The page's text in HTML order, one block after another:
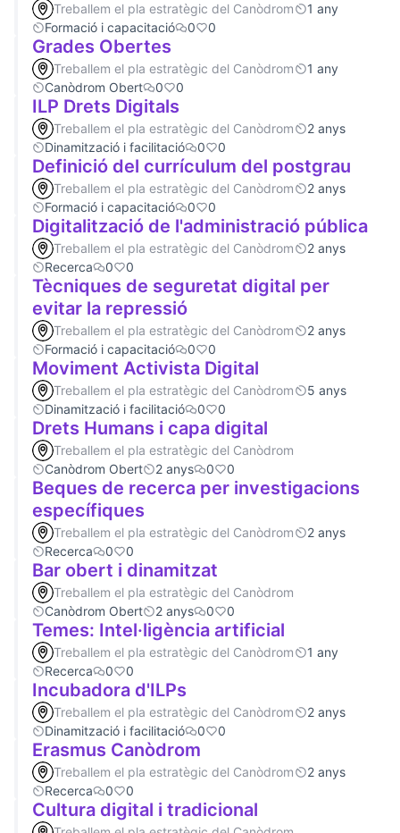
Treballem el pla estratègic del Canòdrom
1 any
Formació i capacitació
0 0
Grades Obertes
Treballem el pla estratègic del Canòdrom
1 any
Canòdrom Obert
0 0
ILP Drets Digitals
Treballem el pla estratègic del Canòdrom
2 anys
Dinamització i facilitació
0 0
Definició del currículum del postgrau
Treballem el pla estratègic del Canòdrom
2 anys
Formació i capacitació
0 0
Digitalització de l'administració pública
Treballem el pla estratègic del Canòdrom
2 anys
Recerca
0 0
Tècniques de seguretat digital per
evitar la repressió
Treballem el pla estratègic del Canòdrom
2 anys
Formació i capacitació
0 0
Moviment Activista Digital
Treballem el pla estratègic del Canòdrom
5 anys
Dinamització i facilitació
0 0
Drets Humans i capa digital
Treballem el pla estratègic del Canòdrom
Canòdrom Obert
2 anys 0 0
Beques de recerca per investigacions
específiques
Treballem el pla estratègic del Canòdrom
2 anys
Recerca
0 0
Bar obert i dinamitzat
Treballem el pla estratègic del Canòdrom
Canòdrom Obert
2 anys 0 0
Temes: Intel·ligència artificial
Treballem el pla estratègic del Canòdrom
1 any
Recerca
0 0
Incubadora d'ILPs
Treballem el pla estratègic del Canòdrom
2 anys
Dinamització i facilitació
0 0
Erasmus Canòdrom
Treballem el pla estratègic del Canòdrom
2 anys
Recerca
0 0
Cultura digital i tradicional